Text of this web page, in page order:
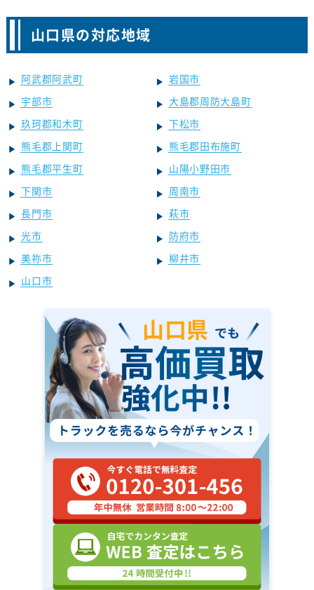
山口県の対応地域
阿武郡阿武町
岩国市
宇部市
大島郡周防大島町
玖珂郡和木町
下松市
熊毛郡上関町
熊毛郡田布施町
熊毛郡平生町
山陽小野田市
下関市
周南市
長門市
萩市
光市
防府市
美祢市
柳井市
山口市
山口県